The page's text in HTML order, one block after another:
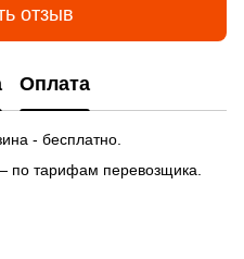
отзыв
Оплата
- бесплатно.
по тарифам перевозщика.